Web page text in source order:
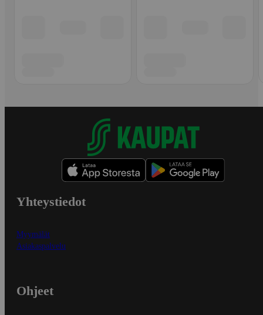
Yhteystiedot
Myymälät
Asiakaspalvelu
Ohjeet